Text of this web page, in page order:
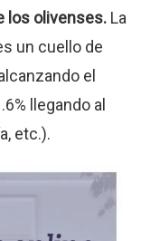
los olivenses. La
un cuello de
el
llegando al
etc.).